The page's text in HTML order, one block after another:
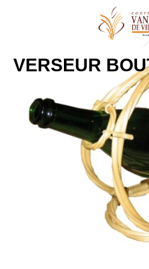
VERSEUR